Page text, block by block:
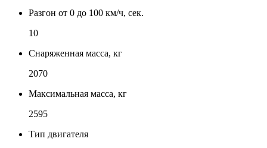
Разгон от 0 до 100 км/ч, сек.
10
Снаряженная масса, кг
2070
Максимальная масса, кг
2595
Тип двигателя